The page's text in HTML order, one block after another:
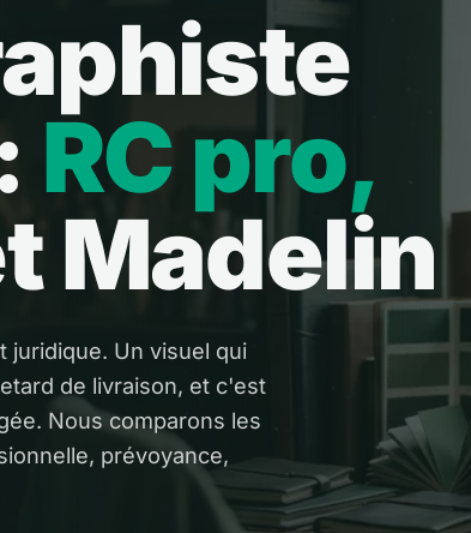
RC pro,
Madelin
juridique. Un visuel qui
de livraison, et c'est
Nous comparons les
prévoyance,